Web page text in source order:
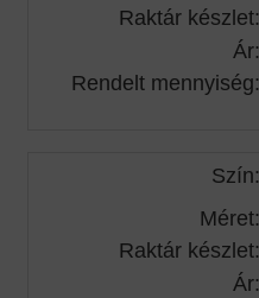
Raktár készlet:
Ár:
Rendelt mennyiség:
Szín:
Méret:
Raktár készlet:
Ár: